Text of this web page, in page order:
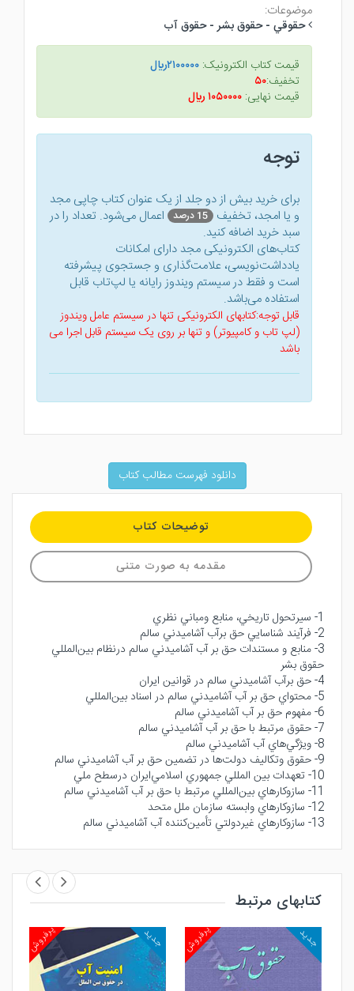
موضوعات:
حقوقي - حقوق بشر - حقوق آب
قیمت کتاب الکترونیک: ۲۱۰۰۰۰۰ريال
تخفیف:۵۰
قیمت نهایی: ۱۰۵۰۰۰۰ ريال
توجه
برای خرید بیش از دو جلد از یک عنوان کتاب‌ چاپی مجد
و یا امجد، تخفیف 15 درصد
اعمال می‌شود. تعداد را در
سبد خرید اضافه کنید.
کتاب‌های الکترونیکی مجد دارای امکانات
یادداشت‌نویسی، علامت‌گذاری و جستجوی پیشرفته
است و فقط در سیستم ویندوز رایانه یا لپ‌تاب قابل
استفاده می‌باشد.
قابل توجه:کتابهای الکترونیکی تنها در سیستم عامل ویندوز
(لپ تاب و کامپیوتر) و تنها بر روی یک سیستم قابل اجرا می
باشد
دانلود فهرست مطالب کتاب
توضیحات کتاب
مقدمه به صورت متنی
1- سيرتحول تاريخي، منابع ومباني نظري
2- فرآيند شناسايي حق برآب آشاميدني سالم
3- منابع و مستندات حق بر آب آشاميدني سالم درنظام بين‌المللي
حقوق بشر
4- حق برآب آشاميدني سالم در قوانين ايران
5- محتواي حق بر آب آشاميدني سالم در اسناد بين‌المللي
6- مفهوم حق بر آب آشاميدني سالم
7- حقوق مرتبط با حق بر آب آشاميدني سالم
8- ويژگي‌هاي آب آشاميدني سالم
9- حقوق وتكاليف دولت‌ها در تضمين حق بر آب آشاميدني سالم
10- تعهدات بين المللي جمهوري اسلامي‌ايران درسطح ملي
11- سازوكارهاي بين‌المللي مرتبط با حق بر آب آشاميدني سالم
12- سازوكارهاي وابسته سازمان ملل متحد
13- سازوكارهاي غيردولتي تأمين‌كننده آب آشاميدني سالم
کتابهای مرتبط
پرفروش جدید پرفروش جدید